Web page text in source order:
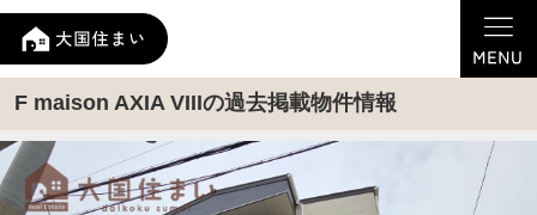
F maison AXIA VIIIの過去掲載物件情報